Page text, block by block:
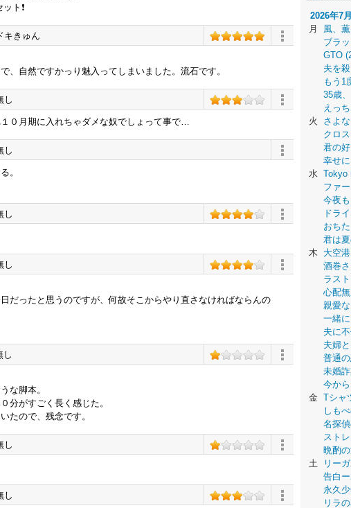
ト❗
キきゅん
、自然ですかっり魅入ってしまいました。流石です。
し
０月期に入れちゃダメな奴でしょって事で…
し
。
し
し
だったと思うのですが、何故そこからやり直さなければならんの
し
な脚本。
分がすごく長く感じた。
たので、残念です。
し
し
2026年7
月
風、
ブラ
GTO
夫を
もう1
35歳
えっ
火
さよ
クロ
君の
幸せ
水 Tokyo
ファ
今夜
ドラ
おち
君は
木
大空
酒巻
ラス
心配
親愛
一緒
夫に
夫婦
普通
未婚
今か
金 Tシャ
しも
名探
スト
晩酌
土
リー
告白
永久
リラ